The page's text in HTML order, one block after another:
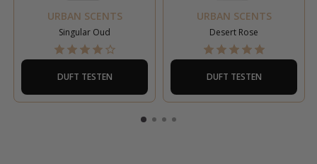
URBAN SCENTS
Singular Oud
DUFT TESTEN
URBAN SCENTS
Desert Rose
DUFT TESTEN